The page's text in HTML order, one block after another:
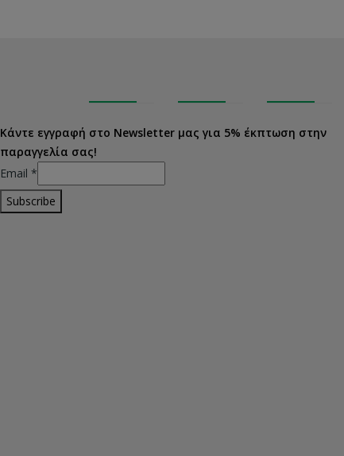
Κάντε εγγραφή στο Newsletter μας για 5% έκπτωση στην
παραγγελία σας!
Email *